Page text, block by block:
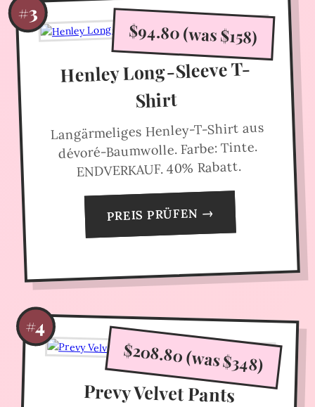
#3
$94.80 (was $158)
Henley Long-Sleeve T-
Shirt
Langärmeliges Henley-T-Shirt aus
dévoré-Baumwolle. Farbe: Tinte.
ENDVERKAUF. 40% Rabatt.
PREIS PRÜFEN →
#4
$208.80 (was $348)
Prevy Velvet Pants